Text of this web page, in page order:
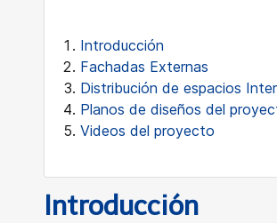
Introducción
Fachadas Externas
Distribución de espacios
Planos de diseños del
Videos del proyecto
Introducción